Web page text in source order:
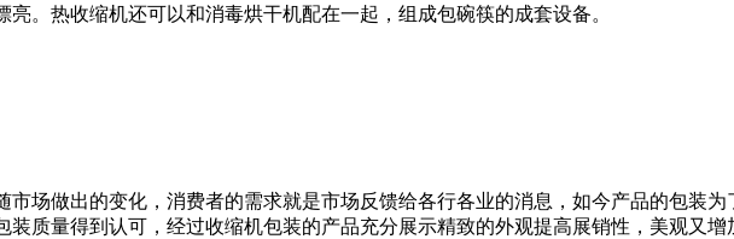
。热收缩机还可以和消毒烘干机配在一起，组成包碗筷的成套设备。
市场做出的变化，消费者的需求就是市场反馈给各行各业的消息，如今产品的包装
装质量得到认可，经过收缩机包装的产品充分展示精致的外观提高展销性，美观又